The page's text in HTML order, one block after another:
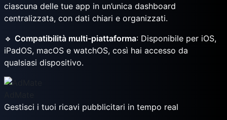
ciascuna delle tue app in un’unica dashboard
centralizzata, con dati chiari e organizzati.
🔹 Compatibilità multi-piattaforma: Disponibile per iOS,
iPadOS, macOS e watchOS, così hai accesso da
qualsiasi dispositivo.
Gestisci i tuoi ricavi pubblicitari in tempo real